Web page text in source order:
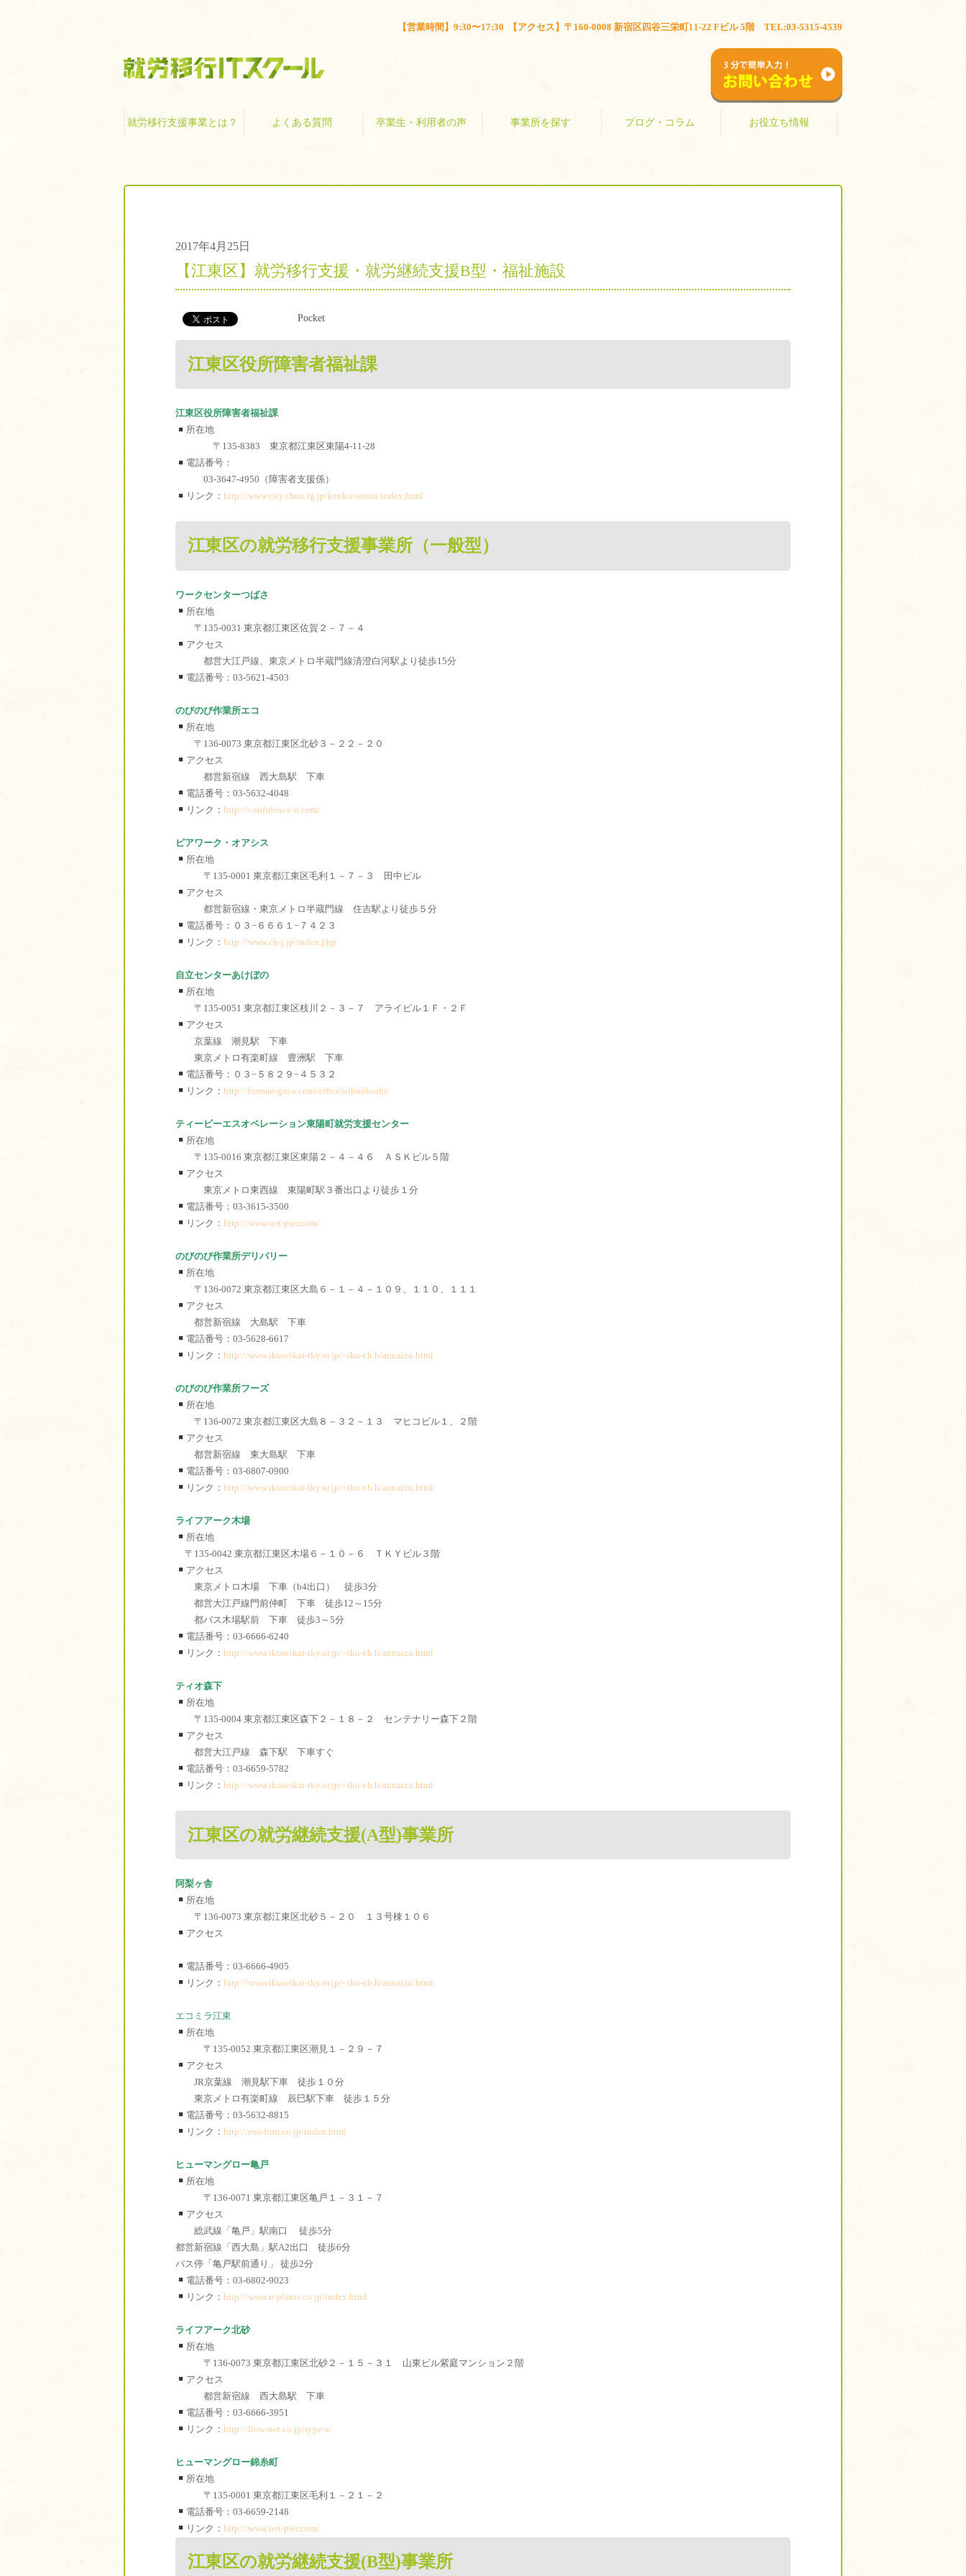
【営業時間】9:30〜17:30 【アクセス】〒160-0008 新宿区四谷三栄町11-22 Fビル 5階 TEL:03-5315-4539
就労移行支援事業とは？ よくある質問 卒業生・利用者の声 事業所を探す ブログ・コラム お役立ち情報
2017年4月25日
【江東区】就労移行支援・就労継続支援B型・福祉施設
Pocket
江東区役所障害者福祉課
江東区役所障害者福祉課
所在地
〒135-8383 東京都江東区東陽4-11-28
電話番号：
03-3647-4950（障害者支援係）
リンク： http://www.city.chuo.lg.jp/kenko/sinsin/index.html
江東区の就労移行支援事業所（一般型）
ワークセンターつばさ
所在地
〒135-0031 東京都江東区佐賀２－７－４
アクセス
都営大江戸線、東京メトロ半蔵門線清澄白河駅より徒歩15分
電話番号：03-5621-4503
のびのび作業所エコ
所在地
〒136-0073 東京都江東区北砂３－２２－２０
アクセス
都営新宿線 西大島駅 下車
電話番号：03-5632-4048
リンク： http://confidence-n.com/
ピアワーク・オアシス
所在地
〒135-0001 東京都江東区毛利１－７－３ 田中ビル
アクセス
都営新宿線・東京メトロ半蔵門線 住吉駅より徒歩５分
電話番号：０３−６６６１−７４２３
リンク： http://www.ch-j.jp/index.php
自立センターあけぼの
所在地
〒135-0051 東京都江東区枝川２－３－７ アライビル１Ｆ・２Ｆ
アクセス
京葉線 潮見駅 下車
東京メトロ有楽町線 豊洲駅 下車
電話番号：０３−５８２９−４５３２
リンク： http://human-grow.com/office/nihonbashi/
ティービーエスオペレーション東陽町就労支援センター
所在地
〒135-0016 東京都江東区東陽２－４－４６ ＡＳＫビル５階
アクセス
東京メトロ東西線 東陽町駅３番出口より徒歩１分
電話番号：03-3615-3500
リンク： http://www.net-pier.com/
のびのび作業所デリバリー
所在地
〒136-0072 東京都江東区大島６－１－４－１０９、１１０、１１１
アクセス
都営新宿線 大島駅 下車
電話番号：03-5628-6617
リンク： http://www.ikuseikai-tky.or.jp/~iku-r.b.h/annaizu.html
のびのび作業所フーズ
所在地
〒136-0072 東京都江東区大島８－３２－１３ マヒコビル１、２階
アクセス
都営新宿線 東大島駅 下車
電話番号：03-6807-0900
リンク： http://www.ikuseikai-tky.or.jp/~iku-r.b.h/annaizu.html
ライフアーク木場
所在地
〒135-0042 東京都江東区木場６－１０－６ ＴＫＹビル３階
アクセス
東京メトロ木場 下車（b4出口） 徒歩3分
都営大江戸線門前仲町 下車 徒歩12～15分
都バス木場駅前 下車 徒歩3～5分
電話番号：03-6666-6240
リンク： http://www.ikuseikai-tky.or.jp/~iku-r.b.h/annaizu.html
ティオ森下
所在地
〒135-0004 東京都江東区森下２－１８－２ センテナリー森下２階
アクセス
都営大江戸線 森下駅 下車すぐ
電話番号：03-6659-5782
リンク： http://www.ikuseikai-tky.or.jp/~iku-r.b.h/annaizu.html
江東区の就労継続支援(A型)事業所
阿梨ヶ舎
所在地
〒136-0073 東京都江東区北砂５－２０ １３号棟１０６
アクセス
電話番号：03-6666-4905
リンク： http://www.ikuseikai-tky.or.jp/~iku-r.b.h/annaizu.html
エコミラ江東
所在地
〒135-0052 東京都江東区潮見１－２９－７
アクセス
JR京葉線 潮見駅下車 徒歩１０分
東京メトロ有楽町線 辰巳駅下車 徒歩１５分
電話番号：03-5632-8815
リンク： http://eos-firm.co.jp/index.html
ヒューマングロー亀戸
所在地
〒136-0071 東京都江東区亀戸１－３１－７
アクセス
総武線「亀戸」駅南口 徒歩5分
都営新宿線「西大島」駅A2出口 徒歩6分
バス停「亀戸駅前通り」 徒歩2分
電話番号：03-6802-9023
リンク： http://www.n-plants.co.jp/index.html
ライフアーク北砂
所在地
〒136-0073 東京都江東区北砂２－１５－３１ 山東ビル紫庭マンション２階
アクセス
都営新宿線 西大島駅 下車
電話番号：03-6666-3951
リンク： http://flow-net.co.jp/type-a/
ヒューマングロー錦糸町
所在地
〒135-0001 東京都江東区毛利１－２１－２
電話番号：03-6659-2148
リンク： http://www.net-pier.com/
江東区の就労継続支援(B型)事業所